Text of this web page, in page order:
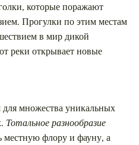
которые поражают
Прогулки по этим местам
в мир дикой
реки открывает новые
для множества уникальных
Тотальное разнообразие
местную флору и фауну, а